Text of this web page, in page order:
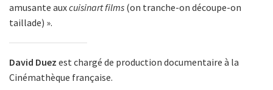
amusante auxcuisinart films (on tranche-on découpe-on
taillade) ».
David Duez est chargé de production documentaire à la
Cinémathèque française.